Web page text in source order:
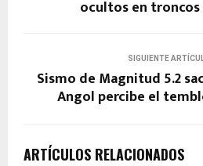
ocultos en
SIGUIENTE
Sismo de Magnitud 5.2
Angol percibe el
ARTÍCULOS RELACIONADOS